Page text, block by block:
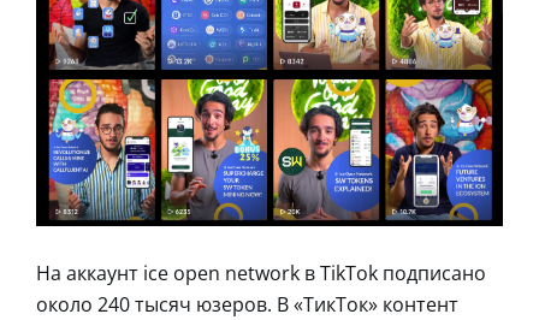
На аккаунт ice open network в TikTok подписано
около 240 тысяч юзеров. В «ТикТок» контент